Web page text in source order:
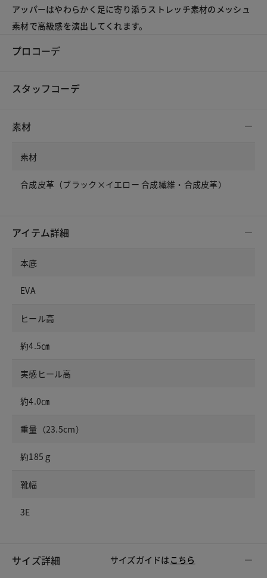
アッパーはやわらかく足に寄り添うストレッチ素材のメッシュ
素材で高級感を演出してくれます。
プロコーデ
スタッフコーデ
素材
素材
合成皮革（ブラック×イエロー 合成繊維・合成皮革）
アイテム詳細
本底
EVA
ヒール高
約4.5㎝
実感ヒール高
約4.0㎝
重量（23.5cm）
約185ｇ
靴幅
3E
サイズ詳細 サイズガイドは こちら